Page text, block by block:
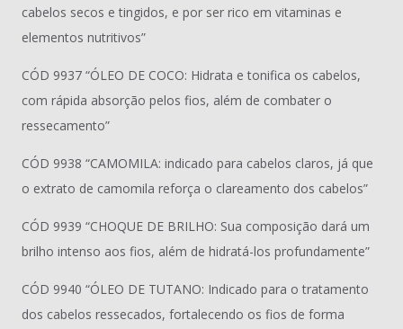
cabelos secos e tingidos, e por ser rico em vitaminas e
elementos nutritivos”
CÓD 9937 “ÓLEO DE COCO: Hidrata e tonifica os cabelos,
com rápida absorção pelos fios, além de combater o
ressecamento”
CÓD 9938 “CAMOMILA: indicado para cabelos claros, já que
o extrato de camomila reforça o clareamento dos cabelos”
CÓD 9939 “CHOQUE DE BRILHO: Sua composição dará um
brilho intenso aos fios, além de hidratá-los profundamente”
CÓD 9940 “ÓLEO DE TUTANO: Indicado para o tratamento
dos cabelos ressecados, fortalecendo os fios de forma